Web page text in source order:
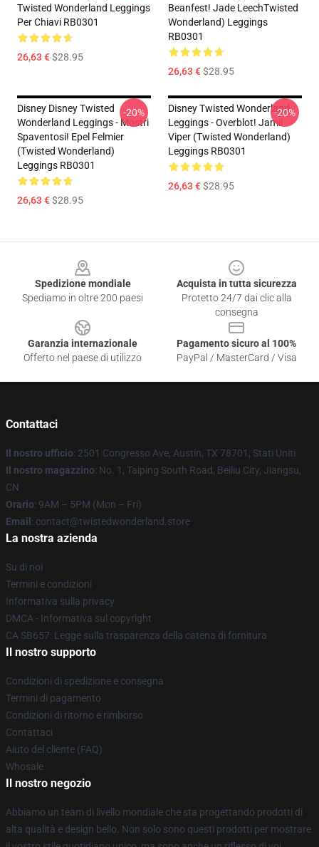
Twisted Wonderland Leggings
Per Chiavi RB0301
26,63 €$28.95
Beanfest! Jade LeechTwisted
Wonderland) Leggings
RB0301
26,63 €$28.95
Disney Disney Twisted
Wonderland Leggings - Mostri
Spaventosi! Epel Felmier
(Twisted Wonderland)
Leggings RB0301
26,63 €$28.95
-20%
Disney Twisted Wonderland
Leggings - Overblot! Jamil
Viper (Twisted Wonderland)
Leggings RB0301
26,63 €$28.95
-20%
Spedizione mondiale
Spediamo in oltre 200 paesi
Acquista in tutta sicurezza
Protetto 24/7 dai clic alla
consegna
Garanzia internazionale
Offerto nel paese di utilizzo
Pagamento sicuro al 100%
PayPal / MasterCard / Visa
Contattaci
Il nostro ufficio: 2501 Congresso Ave, Austin, TX 78701, Stati Uniti
Il nostro magazzino: No. 1, Taiping South Road, Beiliu City, Jiangsu,
CN
Orario: 9AM – 5PM (Mon – Fri)
Email : contact@twistedwonderland.store
La nostra azienda
Su di noi
Termini e condizioni
Informativa sulla privacy
DMCA - Informativa sul copyright
CA SB657: Legge sulla trasparenza della catena di fornitura
Il nostro supporto
Condizioni di spedizione e consegna
Termini di pagamento
Condizioni di ritorno e rimborso
Contattaci
Aiuto del cliente (FAQ)
Whosale
Il nostro negozio
Abbiamo un team di livello mondiale che sta progettando prodotti di
alta qualità e design bello. Non solo sono questi prodotti per mostrare